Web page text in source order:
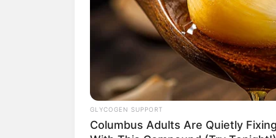
GLYCOGEN SUPPORT
Columbus Adults Are Quietly